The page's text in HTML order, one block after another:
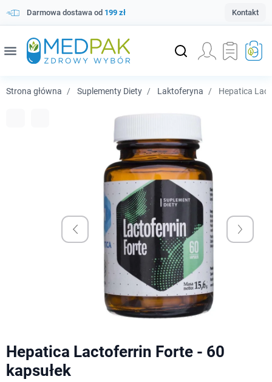
Darmowa dostawa od 199 zł Kontakt
menu
Strona główna Suplementy Diety Laktoferyna Hepatica
Hepatica Lactoferrin Forte - 60
kapsułek